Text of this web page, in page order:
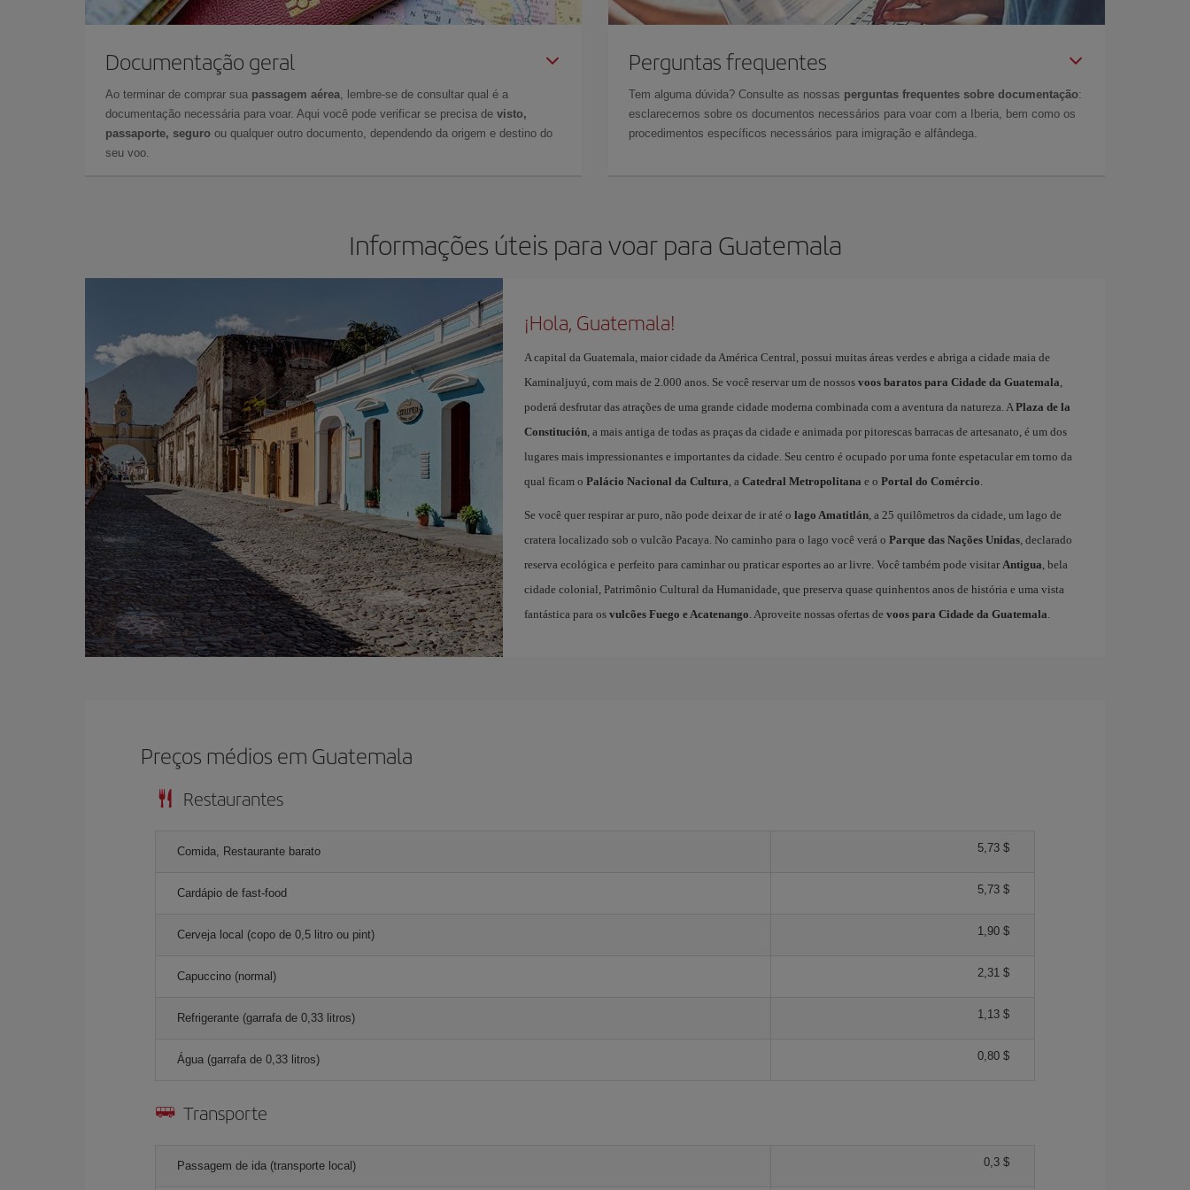
Documentação geral
Ao terminar de comprar sua passagem aérea, lembre-se de consultar qual é a
documentação necessária para voar. Aqui você pode verificar se precisa de visto,
passaporte, seguro ou qualquer outro documento, dependendo da origem e destino do
seu voo.
Perguntas frequentes
Tem alguma dúvida? Consulte as nossas perguntas frequentes sobre documentação:
esclarecemos sobre os documentos necessários para voar com a Iberia, bem como os
procedimentos específicos necessários para imigração e alfândega.
Informações úteis para voar para Guatemala
¡Hola, Guatemala!
A capital da Guatemala, maior cidade da América Central, possui muitas áreas verdes e abriga a cidade maia de
Kaminaljuyú, com mais de 2.000 anos. Se você reservar um de nossos voos baratos para Cidade da Guatemala,
poderá desfrutar das atrações de uma grande cidade moderna combinada com a aventura da natureza. APlaza de la
Constitución, a mais antiga de todas as praças da cidade e animada por pitorescas barracas de artesanato, é um dos
lugares mais impressionantes e importantes da cidade. Seu centro é ocupado por uma fonte espetacular em torno da
qual ficam o Palácio Nacional da Cultura, a Catedral Metropolitana e o Portal do Comércio.
Se você quer respirar ar puro, não pode deixar de ir até o lago Amatitlán, a 25 quilômetros da cidade, um lago de
cratera localizado sob o vulcão Pacaya. No caminho para o lago você verá o Parque das Nações Unidas, declarado
reserva ecológica e perfeito para caminhar ou praticar esportes ao ar livre. Você também pode visitar Antigua, bela
cidade colonial, Patrimônio Cultural da Humanidade, que preserva quase quinhentos anos de história e uma vista
fantástica para os vulcões Fuego e Acatenango. Aproveite nossas ofertas de voos para Cidade da Guatemala.
Preços médios em Guatemala
Restaurantes
Comida, Restaurante barato 5,73 $
Cardápio de fast-food 5,73 $
Cerveja local (copo de 0,5 litro ou pint) 1,90 $
Capuccino (normal) 2,31 $
Refrigerante (garrafa de 0,33 litros) 1,13 $
Água (garrafa de 0,33 litros) 0,80 $
Transporte
Passagem de ida (transporte local) 0,3 $